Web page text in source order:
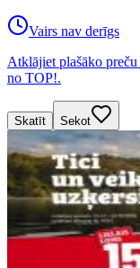
Vairs nav derīgs
Atklājiet plašāko
no TOP!.
Skatīt Sekot